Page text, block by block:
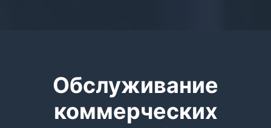
Обслуживание
коммерческих